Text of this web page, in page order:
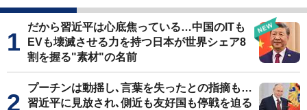
だから習近平は心底焦っている…中国のITも
EVも壊滅させる力を持つ日本が世界シェア8
割を握る"素材"の名前
プーチンは動揺し､言葉を失ったとの指摘も…
習近平に見放され､側近も友好国も停戦を迫る